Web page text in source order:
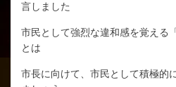
言しました
市民として強烈な違和感を覚える
とは
市長に向けて、市民として積極的